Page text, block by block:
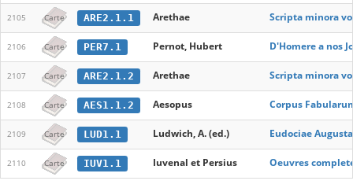
2105 Carte ARE2.1.1 Arethae Scripta minora
2106 Carte PER7.1 Pernot, Hubert D'Homere a nos
2107 Carte ARE2.1.2 Arethae Scripta minora
2108 Carte AES1.1.2 Aesopus Corpus
2109 Carte LUD1.1 Ludwich, A. (ed.) Eudociae
2110 Carte IUV1.1 Iuvenal et Persius Oeuvres